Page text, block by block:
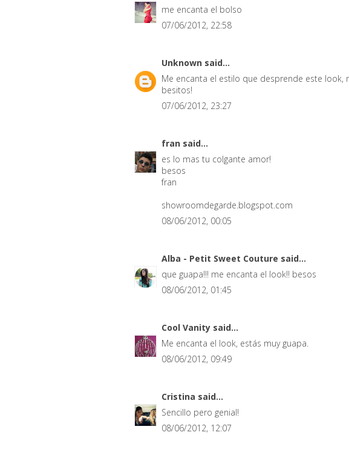
me encanta el bolso
07/06/2012, 22:58
Unknown said...
Me encanta el estilo que desprende este look,
besitos!
07/06/2012, 23:27
fran said...
es lo mas tu colgante amor!
besos
fran
showroomdegarde.blogspot.com
08/06/2012, 00:05
Alba - Petit Sweet Couture said...
que guapa!!! me encanta el look!! besos
08/06/2012, 01:45
Cool Vanity said...
Me encanta el look, estás muy guapa.
08/06/2012, 09:49
Cristina said...
Sencillo pero genial!
08/06/2012, 12:07